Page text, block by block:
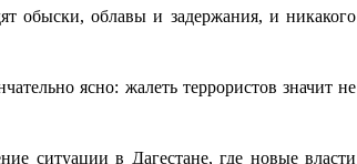
обыски, облавы и задержания, и никакого
ясно: жалеть террористов значит не
ситуации в Дагестане, где новые власти